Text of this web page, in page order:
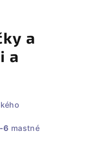
a
a
6 mastné